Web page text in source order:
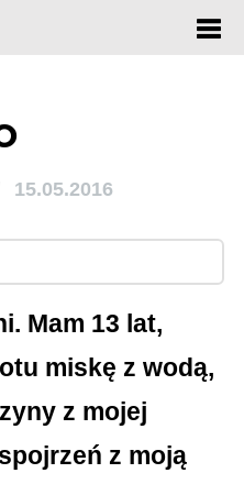
15.05.2016
Mam 13 lat,
miskę z wodą,
z mojej
z moją